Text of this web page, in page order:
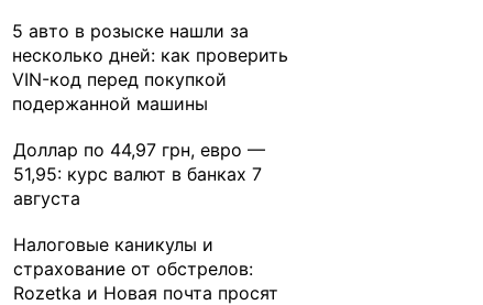
5 авто в розыске нашли за
несколько дней: как проверить
VIN-код перед покупкой
подержанной машины
Доллар по 44,97 грн, евро —
51,95: курс валют в банках 7
августа
Налоговые каникулы и
страхование от обстрелов:
Rozetka и Новая почта просят